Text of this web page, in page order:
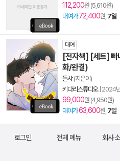
112,200원 (5,610원)
대여가 72,400원, 7일
대여
[전자책] [세트] 빠
화/완결)
돌샤(지은이)
키다리스튜디오| 2024
99,000원 (4,950원)
대여가63,600원, 7일
로그인 전체 메뉴 회사